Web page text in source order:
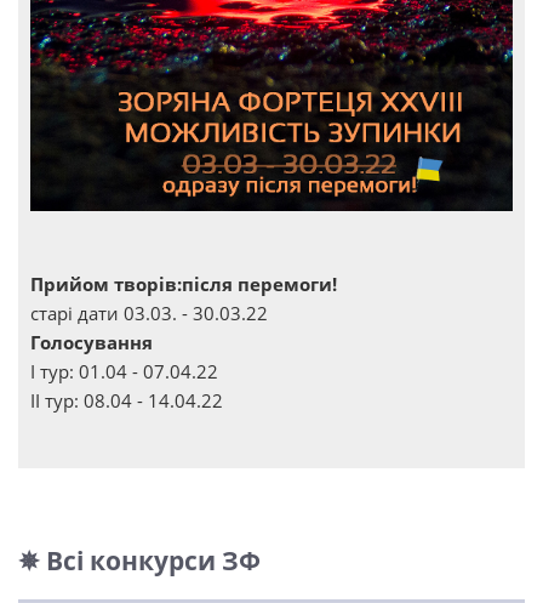
Прийом творів:після перемоги!
старі дати 03.03. - 30.03.22
Голосування
І тур: 01.04 - 07.04.22
ІІ тур: 08.04 - 14.04.22
✵ Всі конкурси ЗФ